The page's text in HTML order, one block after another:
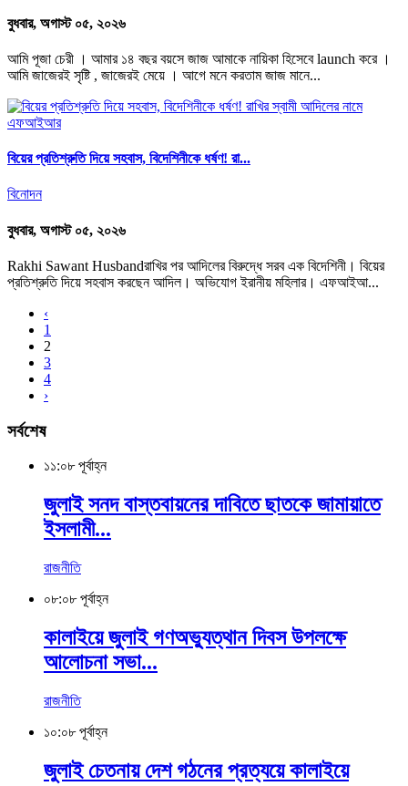
বুধবার, অগাস্ট ০৫, ২০২৬
আমি পূজা চেরী । আমার ১৪ বছর বয়সে জাজ আমাকে নায়িকা হিসেবে launch করে ।
আমি জাজেরই সৃষ্টি , জাজেরই মেয়ে । আগে মনে করতাম জাজ মানে...
বিয়ের প্রতিশ্রুতি দিয়ে সহবাস, বিদেশিনীকে ধর্ষণ! রা...
বিনোদন
বুধবার, অগাস্ট ০৫, ২০২৬
Rakhi Sawant Husbandরাখির পর আদিলের বিরুদ্ধে সরব এক বিদেশিনী। বিয়ের
প্রতিশ্রুতি দিয়ে সহবাস করছেন আদিল। অভিযোগ ইরানীয় মহিলার। এফআইআ...
‹
1
2
3
4
›
সর্বশেষ
১১:০৮ পূর্বাহ্ন
জুলাই সনদ বাস্তবায়নের দাবিতে ছাতকে জামায়াতে
ইসলামী...
রাজনীতি
০৮:০৮ পূর্বাহ্ন
কালাইয়ে জুলাই গণঅভ্যুত্থান দিবস উপলক্ষে
আলোচনা সভা...
রাজনীতি
১০:০৮ পূর্বাহ্ন
জুলাই চেতনায় দেশ গঠনের প্রত্যয়ে কালাইয়ে